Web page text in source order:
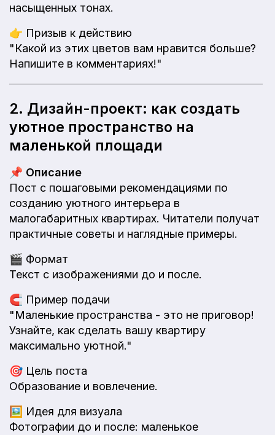
насыщенных тонах.
👉 Призыв к действию
"Какой из этих цветов вам нравится больше?
Напишите в комментариях!"
2. Дизайн-проект: как создать
уютное пространство на
маленькой площади
📌 Описание
Пост с пошаговыми рекомендациями по
созданию уютного интерьера в
малогабаритных квартирах. Читатели получат
практичные советы и наглядные примеры.
🎬 Формат
Текст с изображениями до и после.
🧲 Пример подачи
"Маленькие пространства - это не приговор!
Узнайте, как сделать вашу квартиру
максимально уютной."
🎯 Цель поста
Образование и вовлечение.
🖼️ Идея для визуала
Фотографии до и после: маленькое